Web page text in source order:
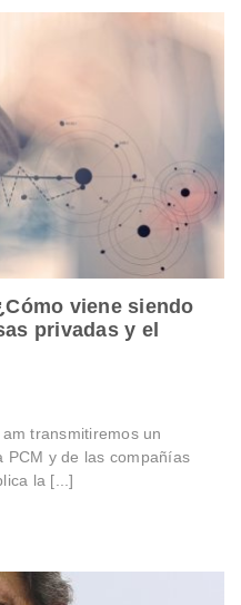
viene siendo
privadas y el
transmitiremos un
PCM y de las compañías
la [...]